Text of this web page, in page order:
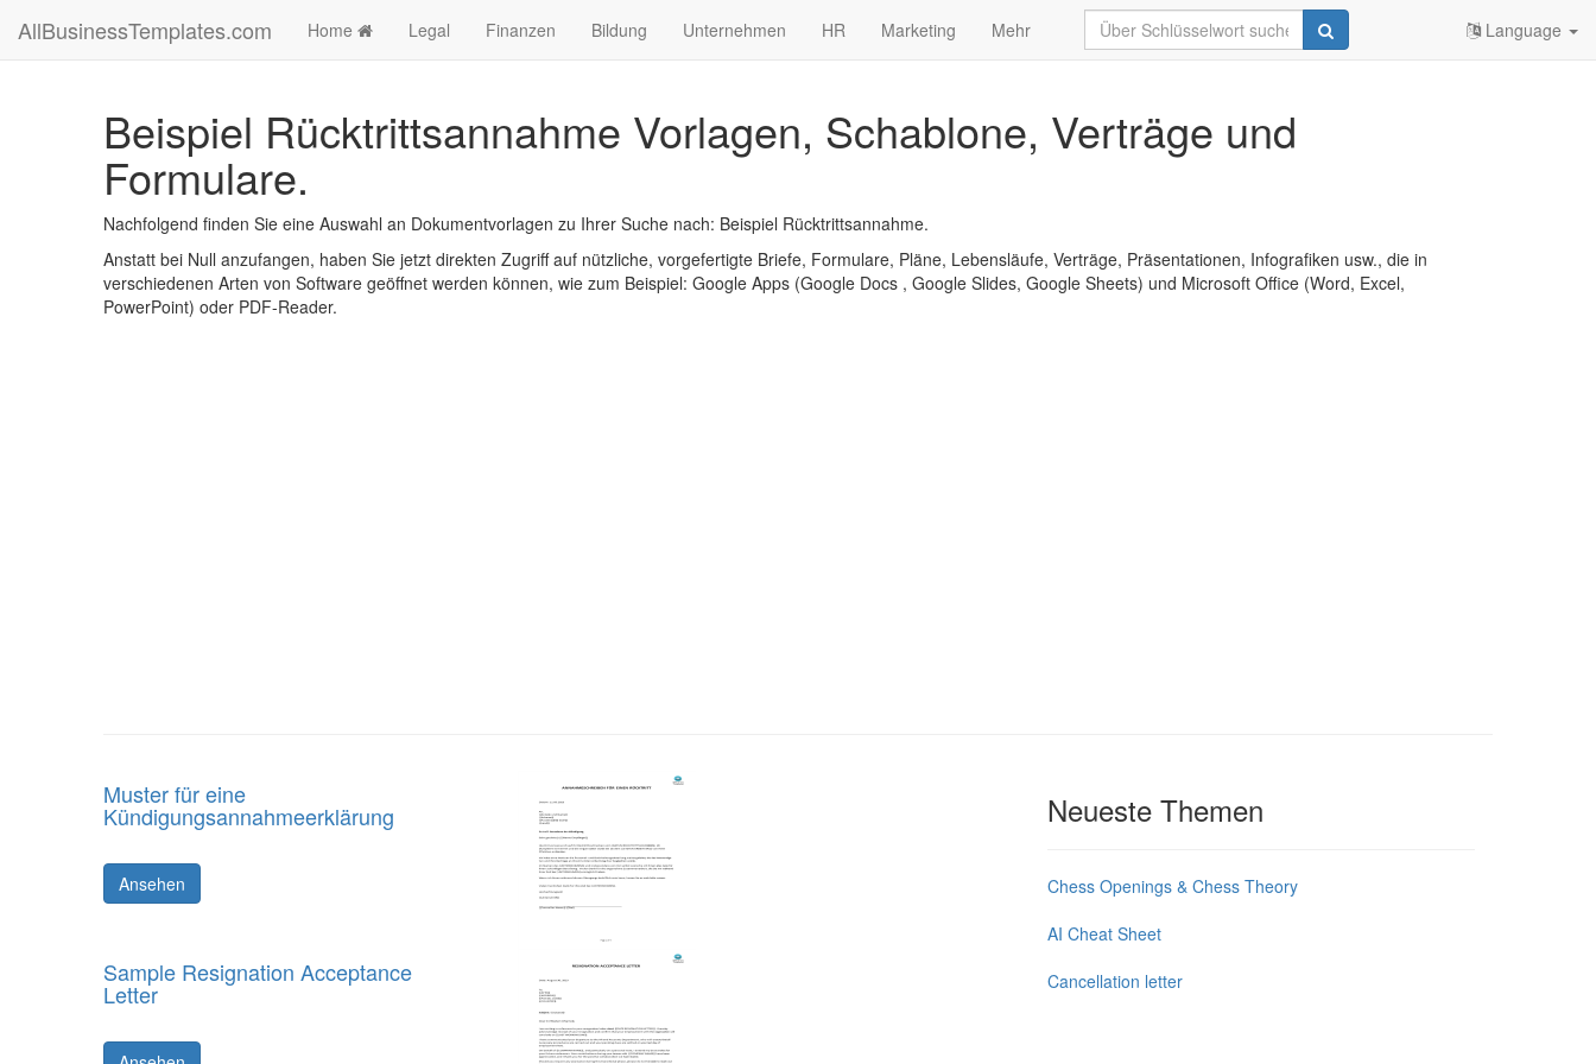
AllBusinessTemplates.com Home Legal Finanzen Bildung Unternehmen HR Marketing Mehr Language
Beispiel Rücktrittsannahme Vorlagen, Schablone, Verträge und
Formulare.
Nachfolgend finden Sie eine Auswahl an Dokumentvorlagen zu Ihrer Suche nach: Beispiel Rücktrittsannahme.
Anstatt bei Null anzufangen, haben Sie jetzt direkten Zugriff auf nützliche, vorgefertigte Briefe, Formulare, Pläne, Lebensläufe, Verträge, Präsentationen, Infografiken usw., die in
verschiedenen Arten von Software geöffnet werden können, wie zum Beispiel: Google Apps (Google Docs , Google Slides, Google Sheets) und Microsoft Office (Word, Excel,
PowerPoint) oder PDF-Reader.
Muster für eine
Kündigungsannahmeerklärung
Ansehen
Sample Resignation Acceptance
Letter
Neueste Themen
Chess Openings & Chess Theory
AI Cheat Sheet
Cancellation letter